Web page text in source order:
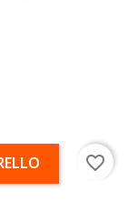
favorite_border